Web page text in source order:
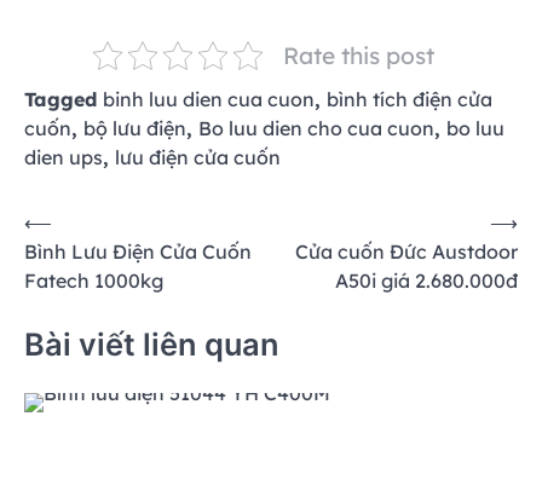
Rate this post
Tagged binh luu dien cua cuon, bình tích điện cửa
cuốn, bộ lưu điện, Bo luu dien cho cua cuon, bo luu
dien ups, lưu điện cửa cuốn
Điều
hướng
viết
⟵
Bình Lưu Điện Cửa Cuốn
Fatech 1000kg
Cửa cuốn Đức Austdoor
A50i giá 2.680.000đ
⟶
Bài viết liên quan